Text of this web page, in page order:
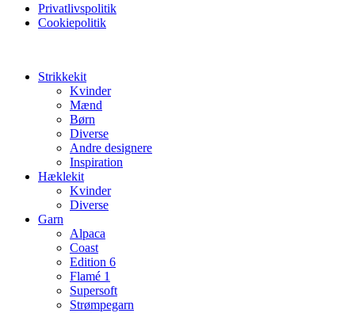
Privatlivspolitik
Cookiepolitik
Strikkekit
Kvinder
Mænd
Børn
Diverse
Andre designere
Inspiration
Hæklekit
Kvinder
Diverse
Garn
Alpaca
Coast
Edition 6
Flamé 1
Supersoft
Strømpegarn